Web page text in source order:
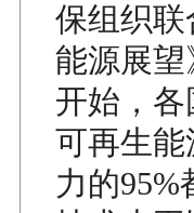
保组织联
能源展望
开始，
可再生能
力的